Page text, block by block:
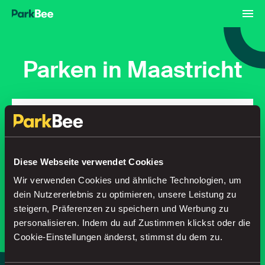
Diese Webseite verwendet Cookies
Wir verwenden Cookies und ähnliche Technologien, um
dein Nutzererlebnis zu optimieren, unsere Leistung zu
steigern, Präferenzen zu speichern und Werbung zu
personalisieren. Indem du auf Zustimmen klickst oder die
Cookie-Einstellungen änderst, stimmst du dem zu.
Parken in Maastricht
Buchungen
Finden Sie Ihren Parkplatz in
Sekundenschnelle
Suche
Parken Sie intelligenter, mit unserer